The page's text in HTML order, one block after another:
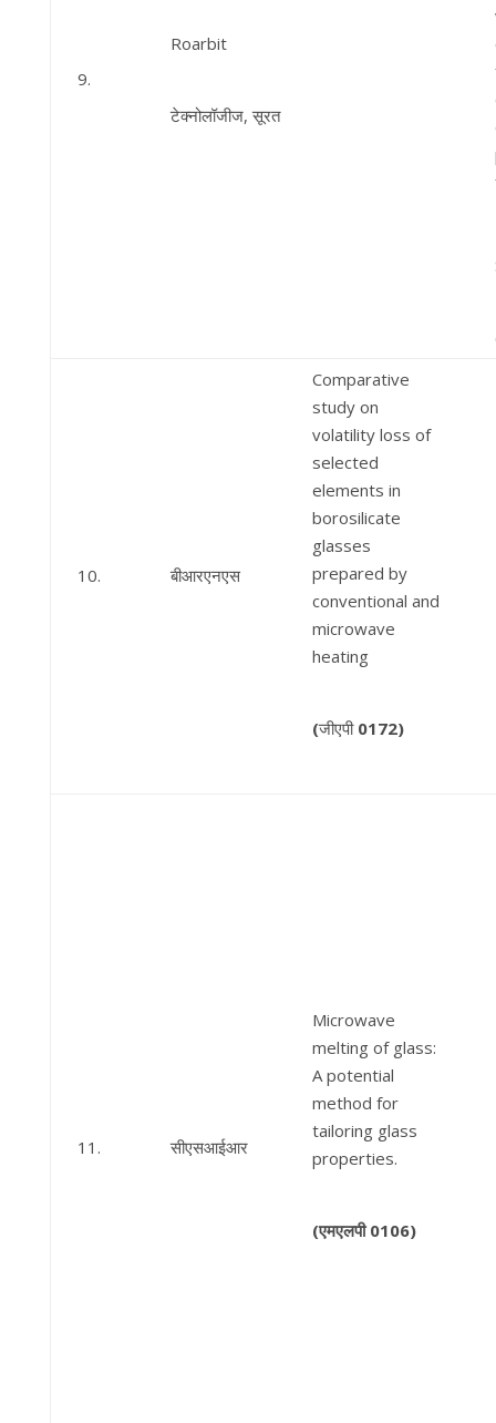
9.
Roarbit
टेक्नोलॉजीज, सूरत
10. बीआरएनएस
Comparative
study on
volatility loss of
selected
elements in
borosilicate
glasses
prepared by
conventional and
microwave
heating
(जीएपी 0172)
11. सीएसआईआर
Microwave
melting of glass:
A potential
method for
tailoring glass
properties.
(एमएलपी 0106)